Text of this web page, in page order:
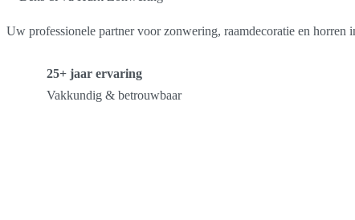
Uw professionele partner voor zonwering, raamdecoratie en
25+ jaar ervaring
Vakkundig & betrouwbaar